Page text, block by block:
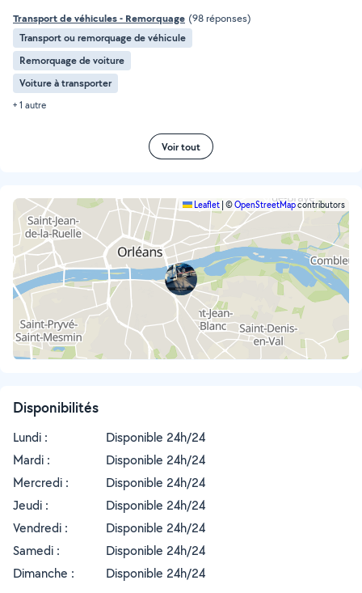
Transport de véhicules - Remorquage (98 réponses)
Transport ou remorquage de véhicule
Remorquage de voiture
Voiture à transporter
+ 1 autre
Voir tout
Leaflet ©OpenStreetMapcontributors
Disponibilités
Lundi :
Disponible 24h/24
Mardi :
Disponible 24h/24
Mercredi :
Disponible 24h/24
Jeudi :
Disponible 24h/24
Vendredi :
Disponible 24h/24
Samedi :
Disponible 24h/24
Dimanche :
Disponible 24h/24